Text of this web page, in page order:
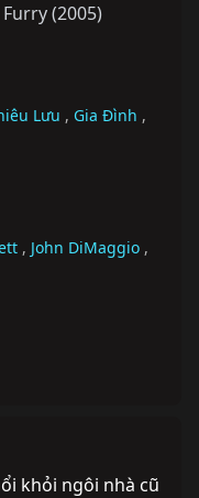
Furry(2005)
Lưu , Gia Đình ,
, John DiMaggio ,
khỏi ngôi nhà cũ